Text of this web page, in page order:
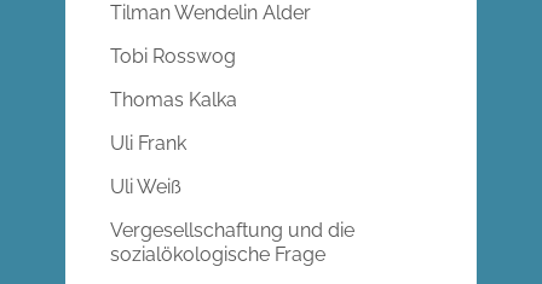
Tilman Wendelin Alder
Tobi Rosswog
Thomas Kalka
Uli Frank
Uli Weiß
Vergesellschaftung und die
sozialökologische Frage